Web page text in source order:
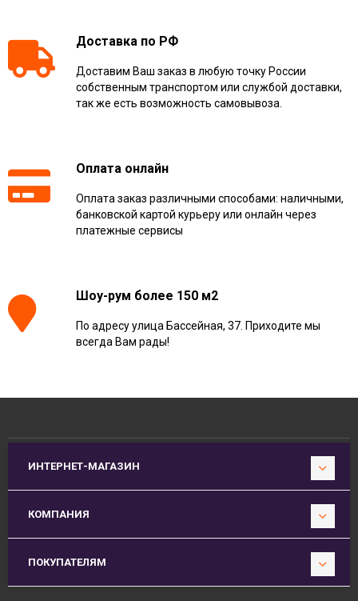
Доставка по РФ
Доставим Ваш заказ в любую точку России
собственным транспортом или службой доставки,
так же есть возможность самовывоза.
Оплата онлайн
Оплата заказ различными способами: наличными,
банковской картой курьеру или онлайн через
платежные сервисы
Шоу-рум более 150 м2
По адресу улица Бассейная, 37. Приходите мы
всегда Вам рады!
ИНТЕРНЕТ-МАГАЗИН
КОМПАНИЯ
ПОКУПАТЕЛЯМ